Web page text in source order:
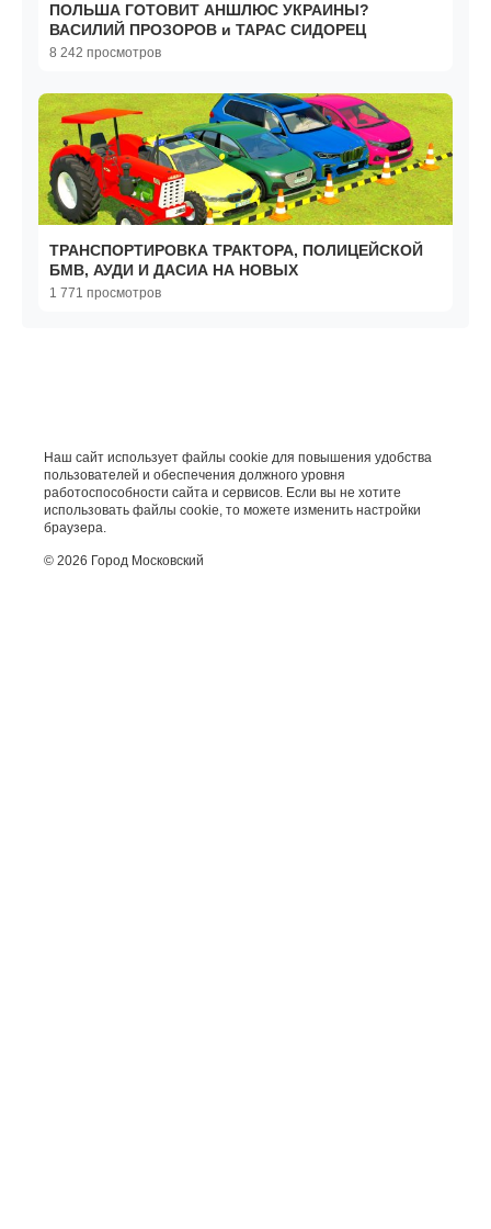
ПОЛЬША ГОТОВИТ АНШЛЮС УКРАИНЫ?
ВАСИЛИЙ ПРОЗОРОВ и ТАРАС СИДОРЕЦ
8 242 просмотров
ТРАНСПОРТИРОВКА ТРАКТОРА, ПОЛИЦЕЙСКОЙ
БМВ, АУДИ И ДАСИА НА НОВЫХ
1 771 просмотров
Наш сайт использует файлы cookie для повышения удобства
пользователей и обеспечения должного уровня
работоспособности сайта и сервисов. Если вы не хотите
использовать файлы cookie, то можете изменить настройки
браузера.
© 2026 Город Московский